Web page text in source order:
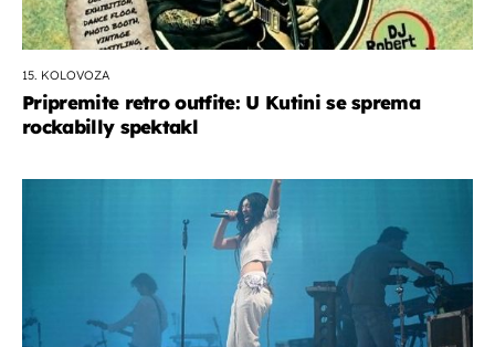
15. KOLOVOZA
Pripremite retro outfite: U Kutini se sprema
rockabilly spektakl